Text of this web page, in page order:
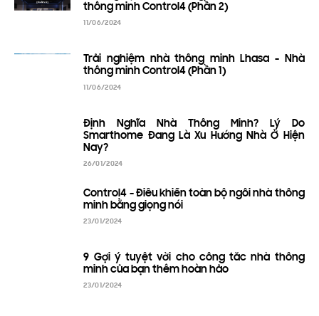
thông minh Control4 (Phần 2)
11/06/2024
Trải nghiệm nhà thông minh Lhasa - Nhà
thông minh Control4 (Phần 1)
11/06/2024
Định Nghĩa Nhà Thông Minh? Lý Do
Smarthome Đang Là Xu Hướng Nhà Ở Hiện
Nay?
26/01/2024
Control4 - Điều khiển toàn bộ ngôi nhà thông
minh bằng giọng nói
23/01/2024
9 Gợi ý tuyệt vời cho công tắc nhà thông
minh của bạn thêm hoàn hảo
23/01/2024